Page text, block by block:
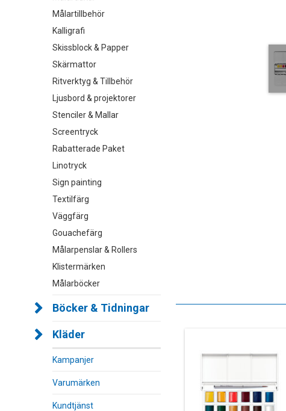
Målartillbehör
Kalligrafi
Skissblock & Papper
Skärmattor
Ritverktyg & Tillbehör
Ljusbord & projektorer
Stenciler & Mallar
Screentryck
Rabatterade Paket
Linotryck
Sign painting
Textilfärg
Väggfärg
Gouachefärg
Målarpenslar & Rollers
Klistermärken
Målarböcker
Böcker & Tidningar
Kläder
Kampanjer
Varumärken
Kundtjänst